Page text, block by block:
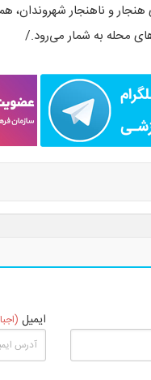
هنجار و ناهنجار
محله به شمار می‌رود./
ایمیل